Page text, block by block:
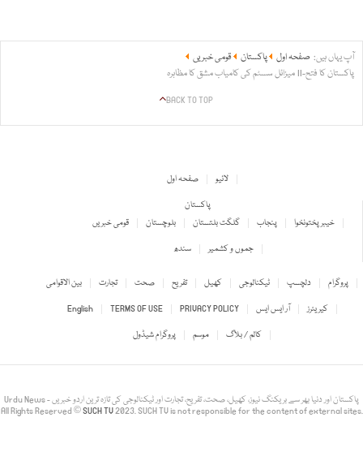
آپ یہاں ہیں: صفحہ اول پاکستان
قومی خبریں
پاکستان کا فتح-II میزائل سسٹم کی کامیاب مشق کا مظاہرہ
BACK TO TOP
صفحہ اول
لائیو
پاکستان
قومی خبریں
بلوچستان گلگت بلتستان پنجاب
خیبر پختونخوا
سندھ
جموں و کشمیر
بین الاقوامی تجارت صحت تفریح کھیل ٹیکنالوجی دلچسپ
پروگرام
English
TERMS OF USE PRIVACY POLICY آر ایس ایس
کیریئرز
پروگرام شیڈول
موسم کالم / بلاگ
Urdu News - پاکستان اور دنیا بھر سے بریکنگ نیوز، کھیل، صحت، تفریح، تجارت اور ٹیکنالوجی کی تازہ ترین اردو خبریں
All Rights Reserved ©SUCH TV2023. SUCH TV is not responsible for the content of external sites.